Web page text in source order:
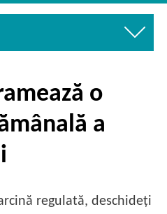
o
a
regulată, deschideți